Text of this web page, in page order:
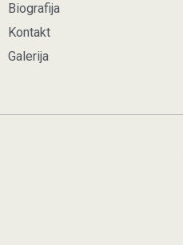
Biografija
Kontakt
Galerija